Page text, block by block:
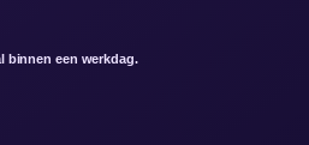
binnen een werkdag.